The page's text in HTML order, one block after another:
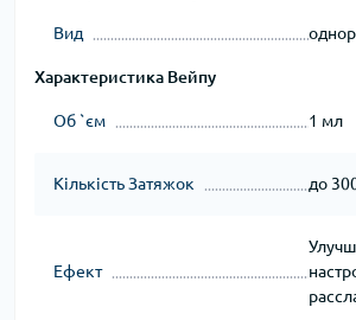
Вид
Характеристика Вейпу
Об `єм 1 мл
Кількість Затяжок до
Ефект